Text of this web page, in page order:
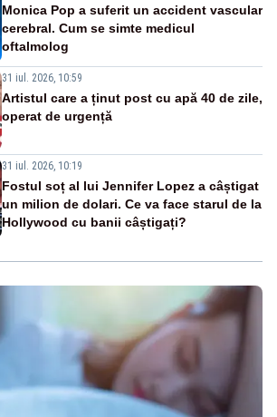
Monica Pop a suferit un accident vascular
cerebral. Cum se simte medicul
oftalmolog
31 iul. 2026, 10:59
Artistul care a ținut post cu apă 40 de zile,
operat de urgență
31 iul. 2026, 10:19
Fostul soț al lui Jennifer Lopez a câștigat
un milion de dolari. Ce va face starul de la
Hollywood cu banii câștigați?